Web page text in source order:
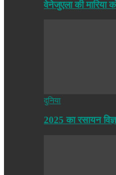
वेनेजुएला की मारिया
दुनिया
2025 का रसायन